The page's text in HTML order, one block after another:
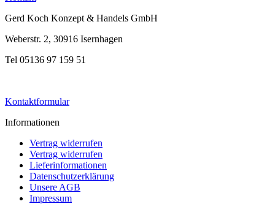
Gerd Koch Konzept & Handels GmbH
Weberstr. 2, 30916 Isernhagen
Tel 05136 97 159 51
Kontaktformular
Informationen
Vertrag widerrufen
Vertrag widerrufen
Lieferinformationen
Datenschutzerklärung
Unsere AGB
Impressum